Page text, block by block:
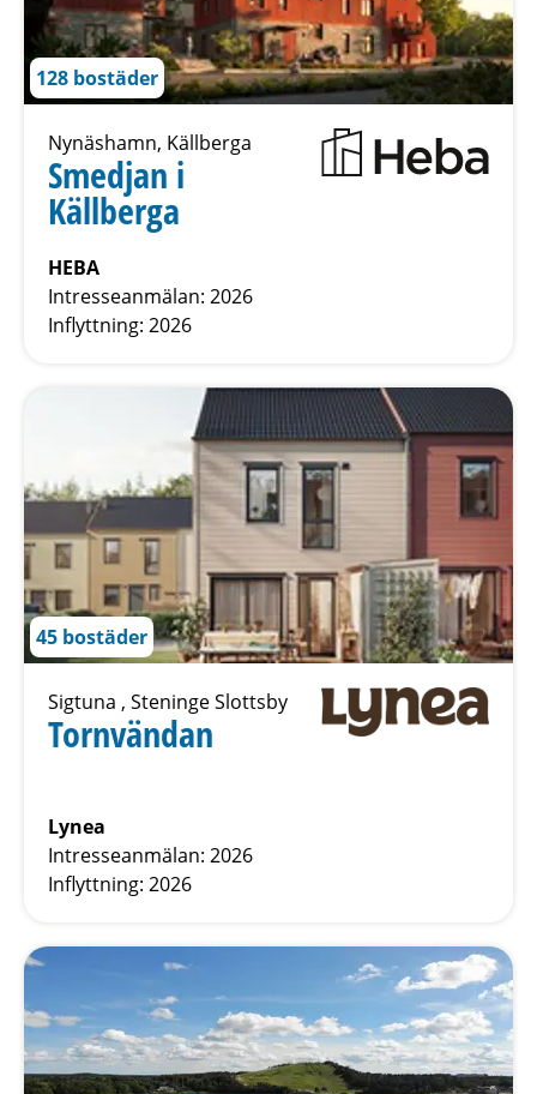
128 bostäder
Nynäshamn, Källberga
Smedjan i
Källberga
HEBA
Intresseanmälan: 2026
Inflyttning: 2026
45 bostäder
Sigtuna , Steninge Slottsby
Tornvändan
Lynea
Intresseanmälan: 2026
Inflyttning: 2026